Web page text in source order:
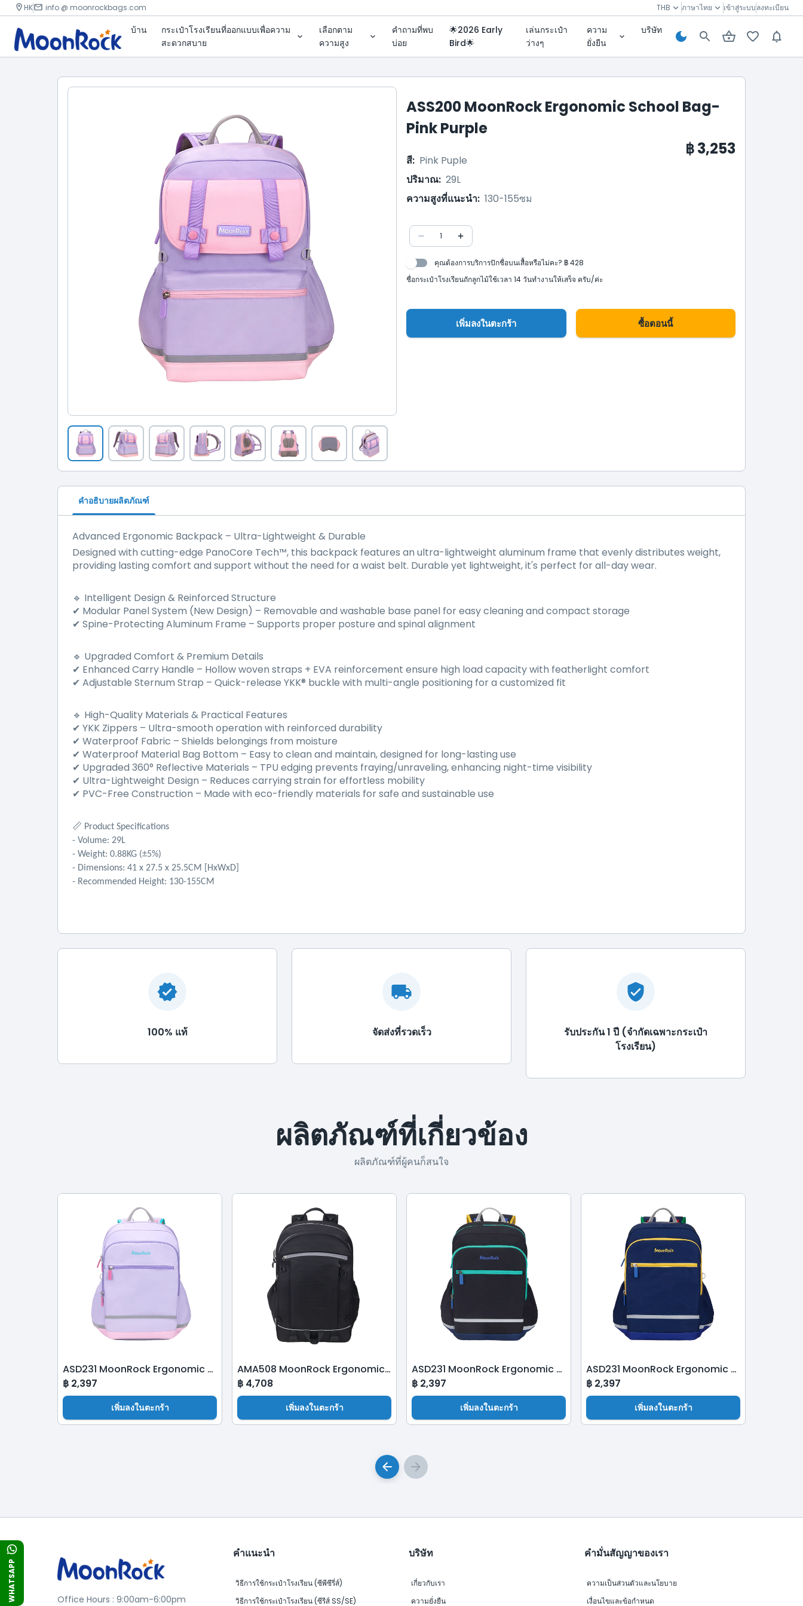
WHATSAPP
HK info @ moonrockbags.com THB ภาษาไทย เข้าสู่ระบบลงทะเบียน
บ้าน
กระเป๋าโรงเรียนที่ออกแบบเพื่อความ
สะดวกสบาย
เลือกตาม
ความสูง
คำถามที่พบ
บ่อย
🌟2026 Early
Bird🌟
เล่นกระเป๋า
ว่างๆ
ความ
ยั่งยืน
บริษัท
ASS200 MoonRock Ergonomic School Bag-
Pink Purple
฿ 3,253
สี: Pink Puple
ปริมาณ: 29L
ความสูงที่แนะนำ: 130-155ซม
1
คุณต้องการบริการปักชื่อบนเสื้อหรือไม่คะ? ฿ 428
ชื่อกระเป๋าโรงเรียนถักลูกไม้ใช้เวลา 14 วันทำงานให้เสร็จ ครับ/ค่ะ
เพิ่มลงในตะกร้า ซื้อตอนนี้
คำอธิบายผลิตภัณฑ์
Advanced Ergonomic Backpack – Ultra-Lightweight & Durable
Designed with cutting-edge PanoCore Tech™, this backpack features an ultra-lightweight aluminum frame that evenly distributes weight,
providing lasting comfort and support without the need for a waist belt. Durable yet lightweight, it's perfect for all-day wear.
🔹 Intelligent Design & Reinforced Structure
✔ Modular Panel System (New Design) – Removable and washable base panel for easy cleaning and compact storage
✔ Spine-Protecting Aluminum Frame – Supports proper posture and spinal alignment
🔹 Upgraded Comfort & Premium Details
✔ Enhanced Carry Handle – Hollow woven straps + EVA reinforcement ensure high load capacity with featherlight comfort
✔ Adjustable Sternum Strap – Quick-release YKK® buckle with multi-angle positioning for a customized fit
🔹 High-Quality Materials & Practical Features
✔ YKK Zippers – Ultra-smooth operation with reinforced durability
✔ Waterproof Fabric – Shields belongings from moisture
✔ Waterproof Material Bag Bottom – Easy to clean and maintain, designed for long-lasting use
✔ Upgraded 360° Reflective Materials – TPU edging prevents fraying/unraveling, enhancing night-time visibility
✔ Ultra-Lightweight Design – Reduces carrying strain for effortless mobility
✔ PVC-Free Construction – Made with eco-friendly materials for safe and sustainable use
📏 Product Specifications
- Volume: 29L
- Weight: 0.88KG (±5%)
- Dimensions: 41 x 27.5 x 25.5CM [HxWxD]
- Recommended Height: 130-155CM
100% แท้ จัดส่งที่รวดเร็ว
รับประกัน 1 ปี (จำกัดเฉพาะกระเป๋า
โรงเรียน)
ผลิตภัณฑ์ที่เกี่ยวข้อง
ผลิตภัณฑ์ที่ผู้คนก็สนใจ
ASD231 MoonRock Ergonomic School Bag-Lace Purple
฿ 2,397
เพิ่มลงในตะกร้า
AMA508 MoonRock Ergonomic School Bag-Black
฿ 4,708
เพิ่มลงในตะกร้า
ASD231 MoonRock Ergonomic School Bag-Shadow Black
฿ 2,397
เพิ่มลงในตะกร้า
ASD231 MoonRock Ergonomic School Bag-Electric Blue
฿ 2,397
เพิ่มลงในตะกร้า
Office Hours : 9:00am-6:00pm
คำแนะนำ
วิธีการใช้กระเป๋าโรงเรียน (ซีพีซีรี่ส์)
วิธีการใช้กระเป๋าโรงเรียน (ซีรีส์ SS/SE)
บริษัท
เกี่ยวกับเรา
ความยั่งยืน
คำมั่นสัญญาของเรา
ความเป็นส่วนตัวและนโยบาย
เงื่อนไขและข้อกำหนด